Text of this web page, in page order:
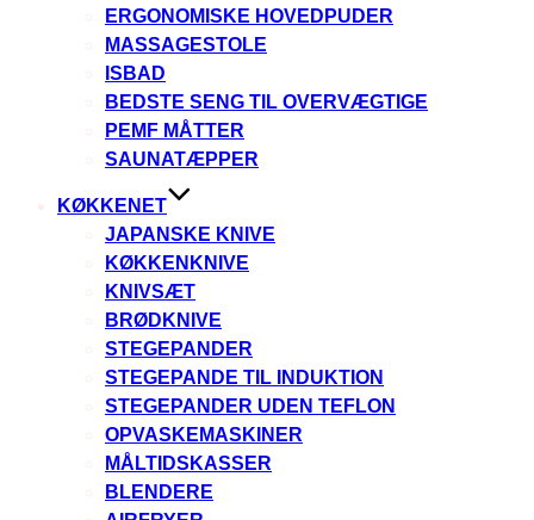
ERGONOMISKE HOVEDPUDER
MASSAGESTOLE
ISBAD
BEDSTE SENG TIL OVERVÆGTIGE
PEMF MÅTTER
SAUNATÆPPER
KØKKENET
JAPANSKE KNIVE
KØKKENKNIVE
KNIVSÆT
BRØDKNIVE
STEGEPANDER
STEGEPANDE TIL INDUKTION
STEGEPANDER UDEN TEFLON
OPVASKEMASKINER
MÅLTIDSKASSER
BLENDERE